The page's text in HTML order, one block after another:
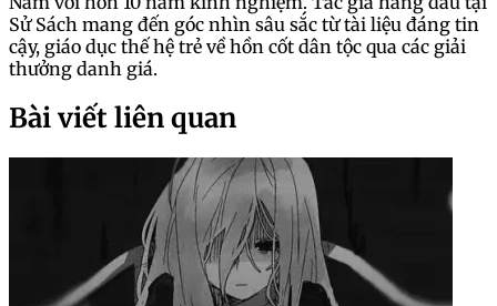
Sử Sách mang đến góc nhìn sâu sắc từ tài liệu đáng tin
cậy, giáo dục thế hệ trẻ về hồn cốt dân tộc qua các giải
thưởng danh giá.
Bài viết liên quan